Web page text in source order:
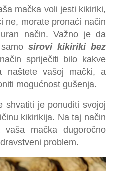
mačka voli jesti kikiriki,
ne, morate pronaći način
način. Važno je da
sirovi kikiriki bez
spriječiti bilo kakve
naštete vašoj mački, a
mogućnost gušenja.
shvatiti je ponuditi svojoj
kikirikija. Na taj način
vaša mačka dugoročno
problem.